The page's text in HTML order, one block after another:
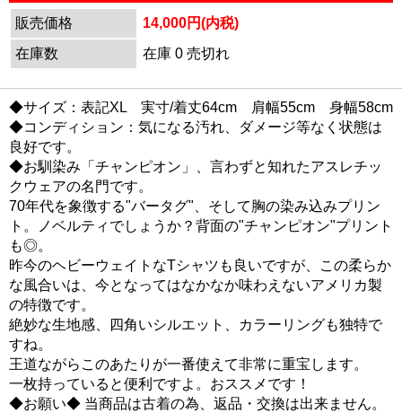
販売価格
14,000円(内税)
在庫数
在庫 0 売切れ
◆サイズ：表記XL 実寸/着丈64cm 肩幅55cm 身幅58cm
◆コンディション：気になる汚れ、ダメージ等なく状態は
良好です。
◆お馴染み「チャンピオン」、言わずと知れたアスレチッ
クウェアの名門です。
70年代を象徴する"バータグ"、そして胸の染み込みプリン
ト。ノベルティでしょうか？背面の"チャンピオン"プリント
も◎。
昨今のヘビーウェイトなTシャツも良いですが、この柔らか
な風合いは、今となってはなかなか味わえないアメリカ製
の特徴です。
絶妙な生地感、四角いシルエット、カラーリングも独特で
すね。
王道ながらこのあたりが一番使えて非常に重宝します。
一枚持っていると便利ですよ。おススメです！
◆お願い◆ 当商品は古着の為、返品・交換は出来ません。